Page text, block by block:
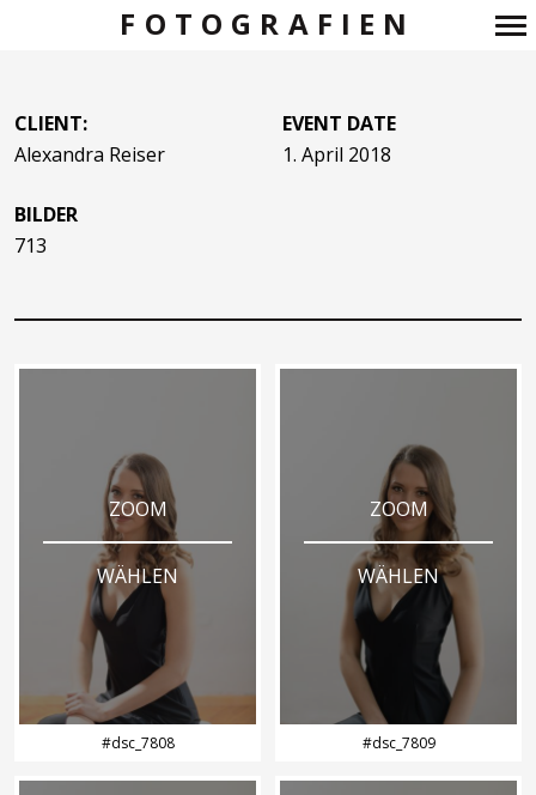
FOTOGRAFIEN
CLIENT:
Alexandra Reiser
EVENT DATE
1. April 2018
BILDER
713
ZOOM
WÄHLEN
#dsc_7808
ZOOM
WÄHLEN
#dsc_7809